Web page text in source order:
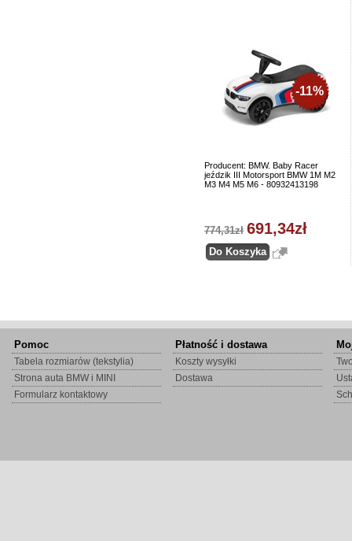
Producent: BMW. Baby Racer
jeździk III Motorsport BMW 1M M2
M3 M4 M5 M6 - 80932413198
-11%
774,31zł 691,34zł
Pomoc
Tabela rozmiarów (tekstylia)
Strona auta BMW i MINI
Formularz kontaktowy
Płatność i dostawa
Koszty wysyłki
Dostawa